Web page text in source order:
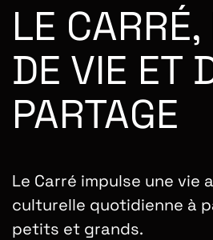
LE CARRÉ,
DE VIE ET
PARTAGE
Le Carré impulse une vie
culturelle quotidienne à
petits et grands.